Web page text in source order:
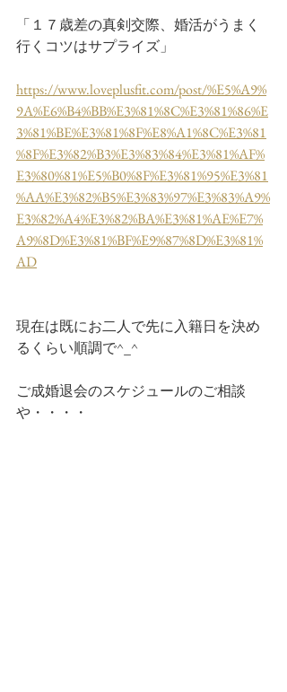
「１７歳差の真剣交際、婚活がうまく
行くコツはサプライズ」
https://www.loveplusfit.com/post/%E5%A9%
9A%E6%B4%BB%E3%81%8C%E3%81%86%E
3%81%BE%E3%81%8F%E8%A1%8C%E3%81
%8F%E3%82%B3%E3%83%84%E3%81%AF%
E3%80%81%E5%B0%8F%E3%81%95%E3%81
%AA%E3%82%B5%E3%83%97%E3%83%A9%
E3%82%A4%E3%82%BA%E3%81%AE%E7%
A9%8D%E3%81%BF%E9%87%8D%E3%81%
AD
現在は既にお二人で先に入籍日を決め
るくらい順調で^_^
ご成婚退会のスケジュールのご相談
や・・・・